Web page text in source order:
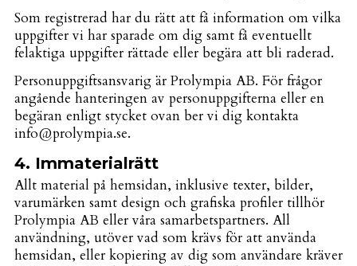
Som registrerad har du rätt att få information om vilka
uppgifter vi har sparade om dig samt få eventuellt
felaktiga uppgifter rättade eller begära att bli raderad.
Personuppgiftsansvarig är Prolympia AB. För frågor
angående hanteringen av personuppgifterna eller en
begäran enligt stycket ovan ber vi dig kontakta
info@prolympia.se.
4. Immaterialrätt
Allt material på hemsidan, inklusive texter, bilder,
varumärken samt design och grafiska profiler tillhör
Prolympia AB eller våra samarbetspartners. All
användning, utöver vad som krävs för att använda
hemsidan, eller kopiering av dig som användare kräver